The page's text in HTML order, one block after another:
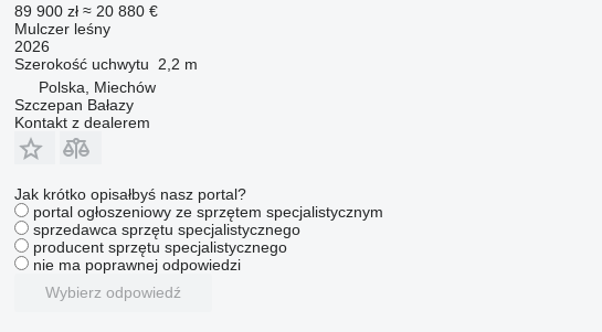
89 900 zł ≈ 20 880 €
Mulczer leśny
2026
Szerokość uchwytu
2,2 m
Polska, Miechów
Szczepan Bałazy
Kontakt z dealerem
Jak krótko opisałbyś nasz portal?
portal ogłoszeniowy ze sprzętem specjalistycznym
sprzedawca sprzętu specjalistycznego
producent sprzętu specjalistycznego
nie ma poprawnej odpowiedzi
Wybierz odpowiedź